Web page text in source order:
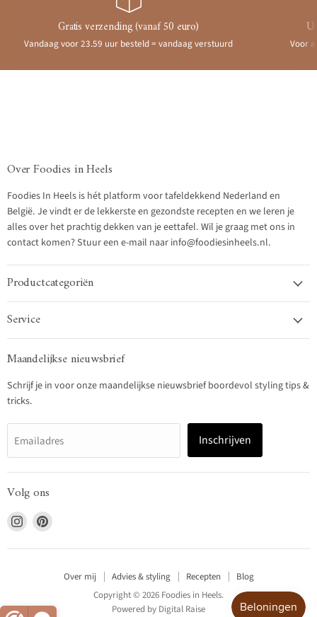
Gratis verzending (vanaf 50 euro)
Vandaag voor 23.59 uur besteld = vandaag verstuurd Voor
Over Foodies in Heels
Foodies In Heels is hét platform voor tafeldekkend Nederland en
België. Je vindt er de lekkerste en gezondste recepten en we leren je
alles over het prachtig dekken van je eettafel. Wil je graag met ons in
contact komen? Stuur een e-mail naar info@foodiesinheels.nl.
Productcategoriën
Service
Maandelijkse nieuwsbrief
Schrijf je in voor onze maandelijkse nieuwsbrief boordevol styling tips &
tricks.
Emailadres Inschrijven
Volg ons
Vind
ons
op
Vind
op
Over mij Advies & styling Recepten
Blog
Copyright © 2026 Foodies in Heels.
Powered by Digital Raise